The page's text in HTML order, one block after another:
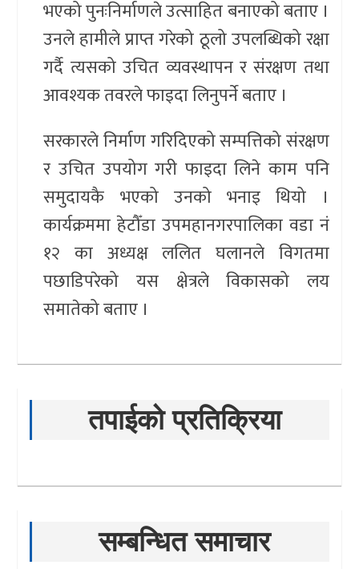
भएको पुनःनिर्माणले उत्साहित बनाएको बताए ।
उनले हामीले प्राप्त गरेको ठूलो उपलब्धिको रक्षा
गर्दै त्यसको उचित व्यवस्थापन र संरक्षण तथा
आवश्यक तवरले फाइदा लिनुपर्ने बताए ।
सरकारले निर्माण गरिदिएको सम्पत्तिको संरक्षण
र उचित उपयोग गरी फाइदा लिने काम पनि
समुदायकै भएको उनको भनाइ थियो ।
कार्यक्रममा हेटौँडा उपमहानगरपालिका वडा नं
१२ का अध्यक्ष ललित घलानले विगतमा
पछाडिपरेको यस क्षेत्रले विकासको लय
समातेको बताए ।
तपाईको प्रतिक्रिया
सम्बन्धित समाचार